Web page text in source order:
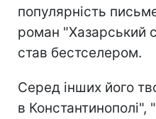
популярність
роман "Хазарський
став бестселером.
Серед інших його
в